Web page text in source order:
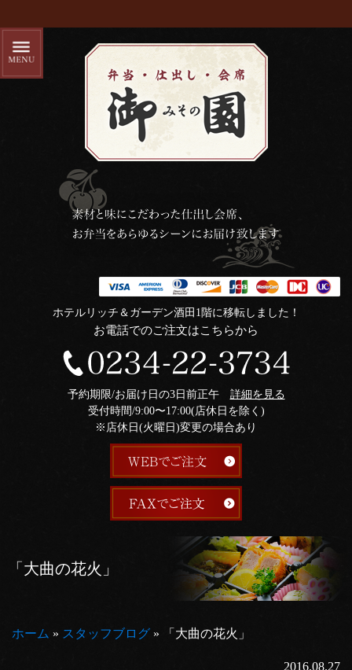
ホテルリッチ＆ガーデン酒田1階に移転しました！
お電話でのご注文はこちらから
予約期限/お届け日の3日前正午 詳細を見る
受付時間/9:00〜17:00(店休日を除く)
※店休日(火曜日)変更の場合あり
「大曲の花火」
ホーム » スタッフブログ » 「大曲の花火」
2016.08.27